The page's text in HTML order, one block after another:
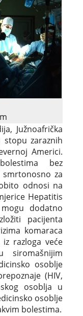
Južnoafrička
zaraznih
Americi.
bez
za
odnosi na
Hepatitis
dodatno
pacijenta
komaraca
razloga veće
siromašnijim
osoblje
(HIV,
osoblja u
osoblje
bolestima.